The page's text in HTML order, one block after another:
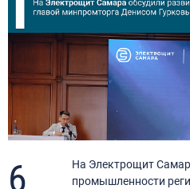
6
На Электрощит
промышленности